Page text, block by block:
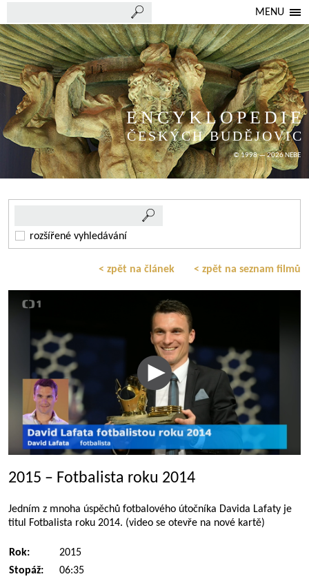
MENU
ENCYKLOPEDIE
ČESKÝCH BUDĚJOVIC
© 1998 — 2026 NEBE
rozšířené vyhledávání
< zpět na článek < zpět na seznam filmů
2015 – Fotbalista roku 2014
Jedním z mnoha úspěchů fotbalového útočníka Davida Lafaty je
titul Fotbalista roku 2014. (video se otevře na nové kartě)
Rok:
2015
Stopáž:
06:35